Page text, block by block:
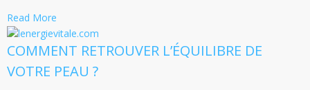
Read More
COMMENT RETROUVER L’ÉQUILIBRE DE
VOTRE PEAU ?